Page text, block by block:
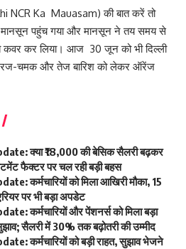
NCR Ka Mauasam) की बात करें तो
मानसून पहुंच गया और मानसून ने तय समय से
कवर कर लिया। आज 30 जून को भी दिल्ली
चमक और तेज बारिश को लेकर ऑरेंज
क्या ₹18,000 की बेसिक सैलरी बढ़कर
फैक्टर पर चल रही बड़ी बहस
कर्मचारियों को मिला आखिरी मौका, 15
पर भी बड़ा अपडेट
कर्मचारियों और पेंशनर्स को मिला बड़ा
सैलरी में 30% तक बढ़ोतरी की उम्मीद
कर्मचारियों को बड़ी राहत, सुझाव भेजने